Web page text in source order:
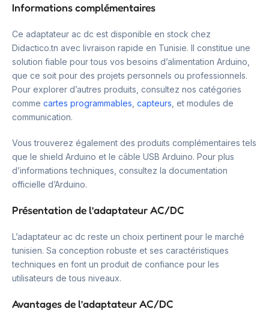
Informations complémentaires
Ce adaptateur ac dc est disponible en stock chez
Didactico.tn avec livraison rapide en Tunisie. Il constitue une
solution fiable pour tous vos besoins d’alimentation Arduino,
que ce soit pour des projets personnels ou professionnels.
Pour explorer d’autres produits, consultez nos catégories
comme cartes programmables capteurs , et modules de
communication.
Vous trouverez également des produits complémentaires tels
que le shield Arduino et le câble USB Arduino. Pour plus
d’informations techniques, consultez la documentation
officielle d’Arduino.
Présentation de l’adaptateur AC/DC
L’adaptateur ac dc reste un choix pertinent pour le marché
tunisien. Sa conception robuste et ses caractéristiques
techniques en font un produit de confiance pour les
utilisateurs de tous niveaux.
Avantages de l’adaptateur AC/DC